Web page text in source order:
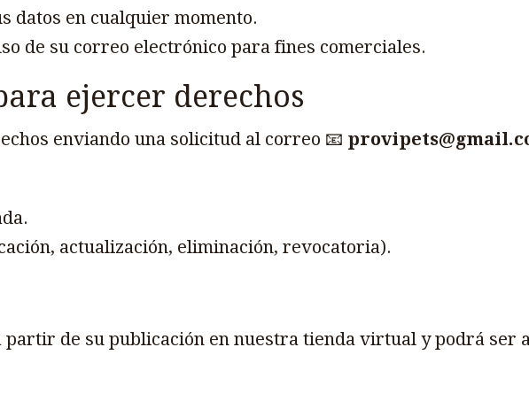
datos en cualquier momento.
de su correo electrónico para fines comerciales.
ejercer derechos
enviando una solicitud al correo 📧
actualización, eliminación, revocatoria).
de su publicación en nuestra tienda virtual y podrá ser